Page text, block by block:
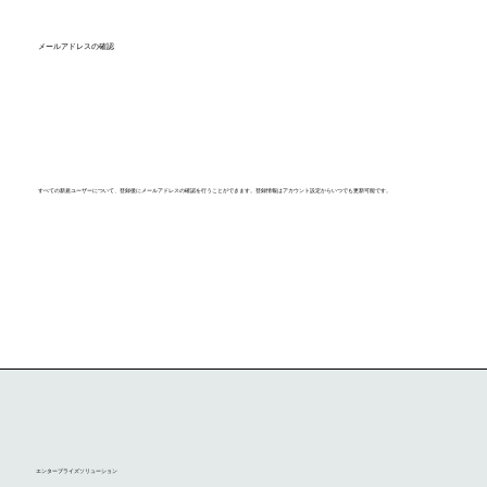
メールアドレスの確認
すべての新規ユーザーについて、登録後にメールアドレスの確認を行うことができます。登録情報はアカウント設定からいつでも更新可能です。
エンタープライズソリューション